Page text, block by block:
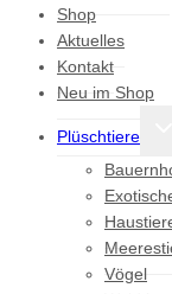
Shop
Aktuelles
Kontakt
Neu im Shop
Plüschtiere
Vögel